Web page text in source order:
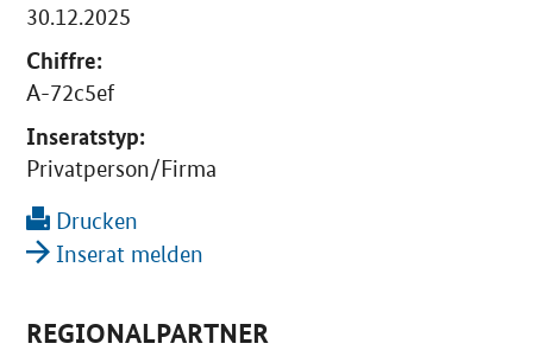
30.12.2025
Chiffre:
A-72c5ef
Inseratstyp:
Privatperson/Firma
Drucken
Inserat melden
REGIONALPARTNER